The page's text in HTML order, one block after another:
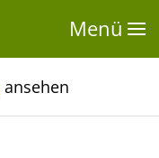
Menü
ansehen